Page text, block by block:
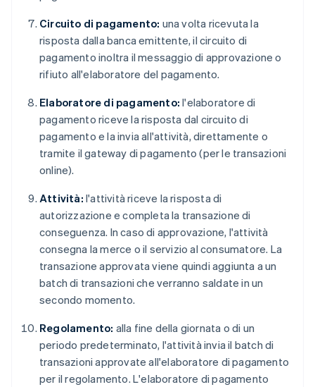
Circuito di pagamento: una volta ricevuta la
risposta dalla banca emittente, il circuito di
pagamento inoltra il messaggio di approvazione o
rifiuto all'elaboratore del pagamento.
Elaboratore di pagamento: l'elaboratore di
pagamento riceve la risposta dal circuito di
pagamento e la invia all'attività, direttamente o
tramite il gateway di pagamento (per le transazioni
online).
Attività: l'attività riceve la risposta di
autorizzazione e completa la transazione di
conseguenza. In caso di approvazione, l'attività
consegna la merce o il servizio al consumatore. La
transazione approvata viene quindi aggiunta a un
batch di transazioni che verranno saldate in un
secondo momento.
Regolamento: alla fine della giornata o di un
periodo predeterminato, l'attività invia il batch di
transazioni approvate all'elaboratore di pagamento
per il regolamento. L'elaboratore di pagamento